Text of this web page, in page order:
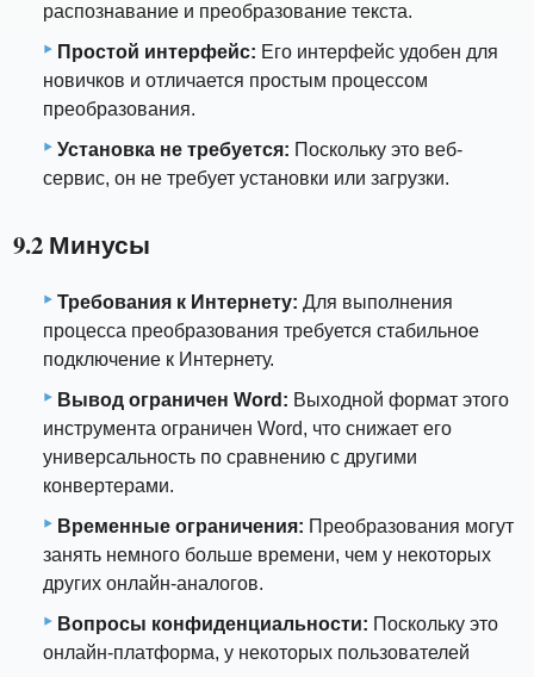
распознавание и преобразование текста.
Простой интерфейс: Его интерфейс удобен для
новичков и отличается простым процессом
преобразования.
Установка не требуется: Поскольку это веб-
сервис, он не требует установки или загрузки.
9.2 Минусы
Требования к Интернету: Для выполнения
процесса преобразования требуется стабильное
подключение к Интернету.
Вывод ограничен Word: Выходной формат этого
инструмента ограничен Word, что снижает его
универсальность по сравнению с другими
конвертерами.
Временные ограничения: Преобразования могут
занять немного больше времени, чем у некоторых
других онлайн-аналогов.
Вопросы конфиденциальности: Поскольку это
онлайн-платформа, у некоторых пользователей